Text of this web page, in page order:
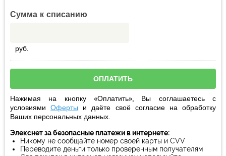
Сумма к списанию
руб.
Нажимая на кнопку «Оплатить», Вы соглашаетесь с
условиямиОферты и даёте своё согласиена обработку
Ваших персональных данных.
Элекснет за безопасные платежи в интернете:
Никому не сообщайте номер своей карты и CVV
Переводите деньги только проверенным получателям